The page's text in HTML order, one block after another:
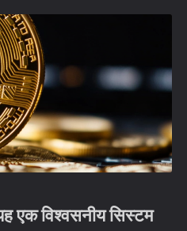
एक विश्वसनीय सिस्टम